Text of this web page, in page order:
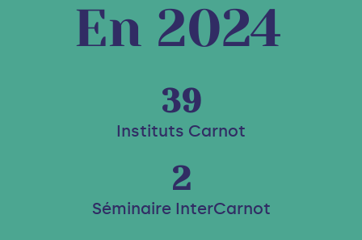
39
Instituts Carnot
2
Séminaire InterCarnot